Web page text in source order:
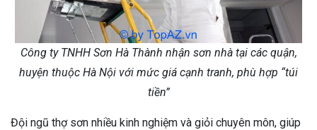
Công ty TNHH Sơn Hà Thành nhận sơn nhà tại các quận,
huyện thuộc Hà Nội với mức giá cạnh tranh, phù hợp “túi
tiền”
Đội ngũ thợ sơn nhiều kinh nghiệm và giỏi chuyên môn, giúp